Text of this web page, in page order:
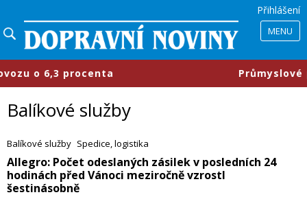
Přihlášení
MENU
​Průmyslové parky se mění,
Balíkové služby
Balíkové služby Spedice, logistika
​Allegro: Počet odeslaných zásilek v posledních 24
hodinách před Vánoci meziročně vzrostl
šestinásobně